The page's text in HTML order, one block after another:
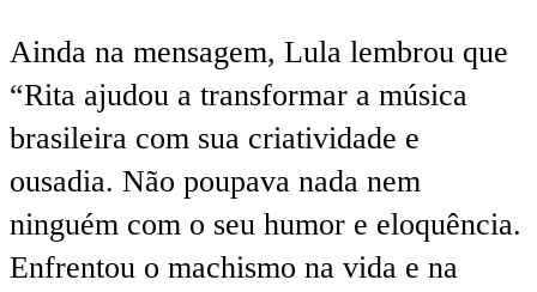
Ainda na mensagem, Lula lembrou que
“Rita ajudou a transformar a música
brasileira com sua criatividade e
ousadia. Não poupava nada nem
ninguém com o seu humor e eloquência.
Enfrentou o machismo na vida e na